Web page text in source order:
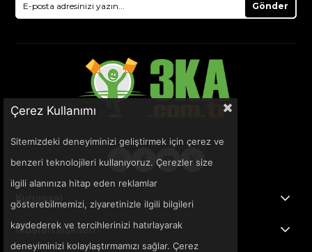
Gönder
Kurumsal
Müşteri İlişkileri
Çerez Kullanımı
Sitemizdeki deneyiminizi geliştirmek için çerez ve
benzeri teknolojileri kullanıyoruz. Çerezler size
ilgili alanınıza hitap eden reklamlar
gösterebilmemizi, ziyaretinizle ilgili bilgileri
kaydederek ve tercihlerinizi hatırlayarak
deneyiminizi kolaylaştırmamızı sağlar. Çerez